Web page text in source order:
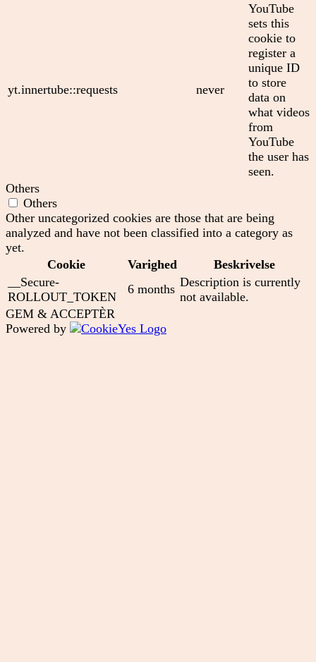
yt.innertube::requests never
YouTube
sets this
cookie to
register a
unique ID
to store
data on
what videos
from
YouTube
the user has
seen.
Others
Others
Other uncategorized cookies are those that are being
analyzed and have not been classified into a category as
yet.
Cookie
Varighed
Beskrivelse
__Secure-
ROLLOUT_TOKEN
6 months Description is currently
not available.
GEM & ACCEPTÈR
Powered by